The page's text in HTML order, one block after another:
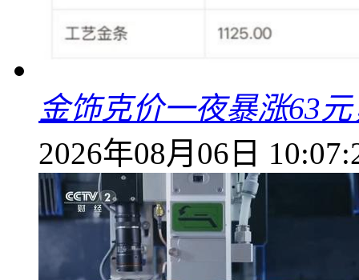
金饰克价一夜暴涨63
2026年08月06日